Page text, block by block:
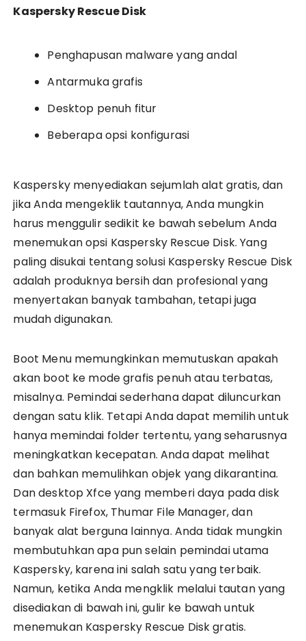
Kaspersky Rescue Disk
Penghapusan malware yang andal
Antarmuka grafis
Desktop penuh fitur
Beberapa opsi konfigurasi
Kaspersky menyediakan sejumlah alat gratis, dan
jika Anda mengeklik tautannya, Anda mungkin
harus menggulir sedikit ke bawah sebelum Anda
menemukan opsi Kaspersky Rescue Disk. Yang
paling disukai tentang solusi Kaspersky Rescue Disk
adalah produknya bersih dan profesional yang
menyertakan banyak tambahan, tetapi juga
mudah digunakan.
Boot Menu memungkinkan memutuskan apakah
akan boot ke mode grafis penuh atau terbatas,
misalnya. Pemindai sederhana dapat diluncurkan
dengan satu klik. Tetapi Anda dapat memilih untuk
hanya memindai folder tertentu, yang seharusnya
meningkatkan kecepatan. Anda dapat melihat
dan bahkan memulihkan objek yang dikarantina.
Dan desktop Xfce yang memberi daya pada disk
termasuk Firefox, Thumar File Manager, dan
banyak alat berguna lainnya. Anda tidak mungkin
membutuhkan apa pun selain pemindai utama
Kaspersky, karena ini salah satu yang terbaik.
Namun, ketika Anda mengklik melalui tautan yang
disediakan di bawah ini, gulir ke bawah untuk
menemukan Kaspersky Rescue Disk gratis.